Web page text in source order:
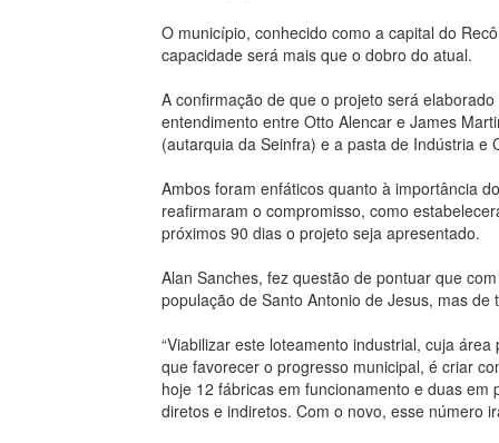
O município, conhecido como a capital do
capacidade será mais que o dobro do atual.
A confirmação de que o projeto será
entendimento entre Otto Alencar e James
(autarquia da Seinfra) e a pasta de Indústria e
Ambos foram enfáticos quanto à importância
reafirmaram o compromisso, como
próximos 90 dias o projeto seja apresentado.
Alan Sanches, fez questão de pontuar que
população de Santo Antonio de Jesus, mas de
“Viabilizar este loteamento industrial, cuja
que favorecer o progresso municipal, é criar
hoje 12 fábricas em funcionamento e duas
diretos e indiretos. Com o novo, esse número